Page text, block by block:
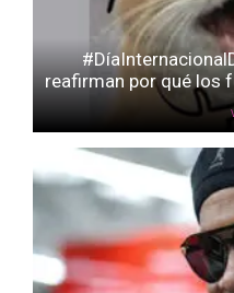
reafirman por qué los